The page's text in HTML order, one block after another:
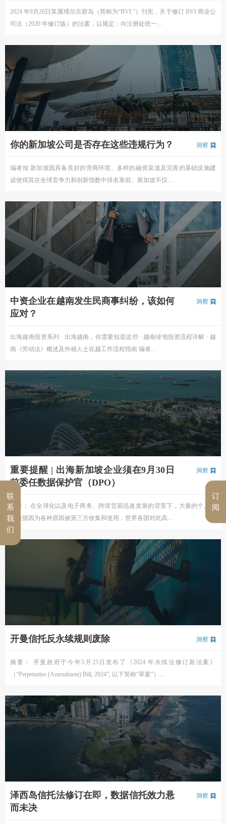
2024 年9月26日英属维尔京群岛（简称为“BVI ”）刊宪，关于修订 BVI 商业公
司法（2020 年修订版）的法案，以规定：向注册处统一…
你的新加坡公司是否存在这些违规行为？ 洞察
编者按 新加坡因具备良好的营商环境、多样的融资渠道及完善的基础设施建
设使得其在全球竞争力和创新指数中排名靠前。新加坡不仅…
中资企业在越南发生民商事纠纷，该如何
应对？
洞察
出海越南投资系列 · 出海越南，你需要知道这些 · 越南绿地投资流程详解 · 越
南《劳动法》概述及外籍人士在越工作流程指南 编者…
重要提醒 | 出海新加坡企业须在9月30日
前委任数据保护官（DPO）
洞察
背景： 在全球化以及电子商务、跨境贸易迅速发展的背景下，大量的个人信
息数据因为各种原因被第三方收集和使用，世界各国对此高…
开曼信托反永续规则废除 洞察
摘要： 开曼政府于今年5月25日发布了《2024 年永续法修订新法案》
（“Perpetuities (Amendment) Bill, 2024”, 以下简称“草案”）…
泽西岛信托法修订在即，数据信托效力悬
而未决
洞察
订
阅
联
系
我
们